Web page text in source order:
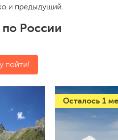
и предыдущий.
России
пойти!
Осталось 1